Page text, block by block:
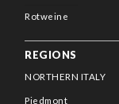
Rotweine
REGIONS
NORTHERN ITALY
Piedmont